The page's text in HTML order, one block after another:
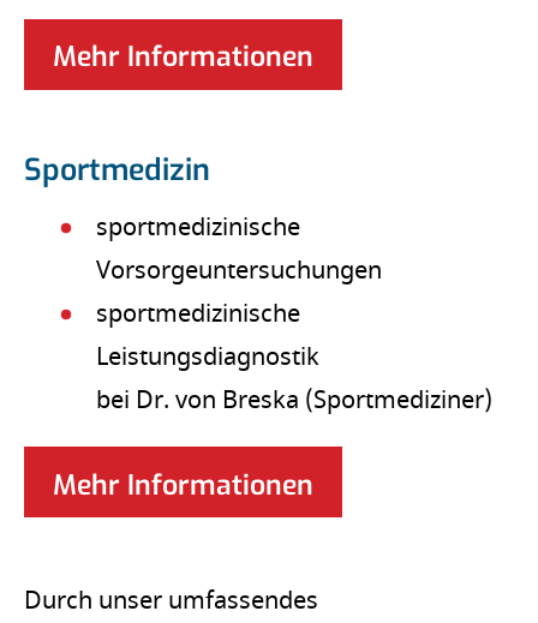
Mehr Informationen
Sportmedizin
sportmedizinische
Vorsorgeuntersuchungen
sportmedizinische
Leistungsdiagnostik
bei Dr. von Breska (Sportmediziner)
Mehr Informationen
Durch unser umfassendes